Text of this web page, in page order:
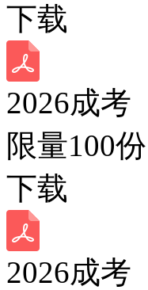
下载
2026成考
限量100
下载
2026成考